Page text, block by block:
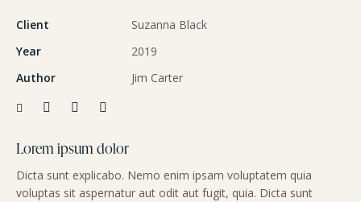
Lorem ipsum dolor
Dicta sunt explicabo. Nemo enim ipsam voluptatem quia
voluptas sit aspernatur aut odit aut fugit, quia. Dicta sunt
Client
Suzanna Black
Year
2019
Author
Jim Carter